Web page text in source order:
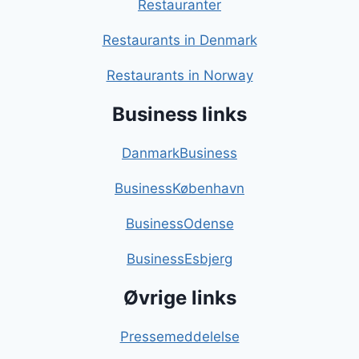
Restauranter
Restaurants in Denmark
Restaurants in Norway
Business links
DanmarkBusiness
BusinessKøbenhavn
BusinessOdense
BusinessEsbjerg
Øvrige links
Pressemeddelelse